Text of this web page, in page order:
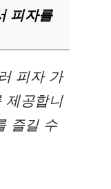
피자를
피자 가
제공합니
즐길 수